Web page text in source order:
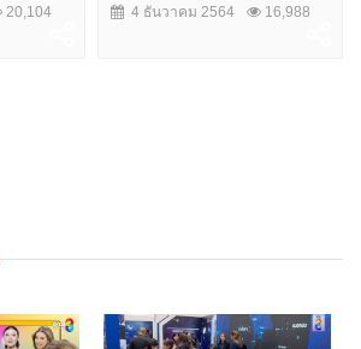
20,104 4 ธันวาคม 2564 16,988